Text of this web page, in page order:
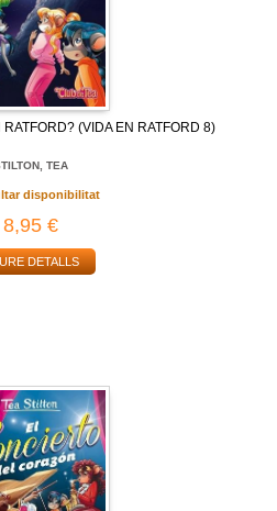
(VIDA EN RATFORD 8)
TEA
disponibilitat
8,95 €
DETALLS